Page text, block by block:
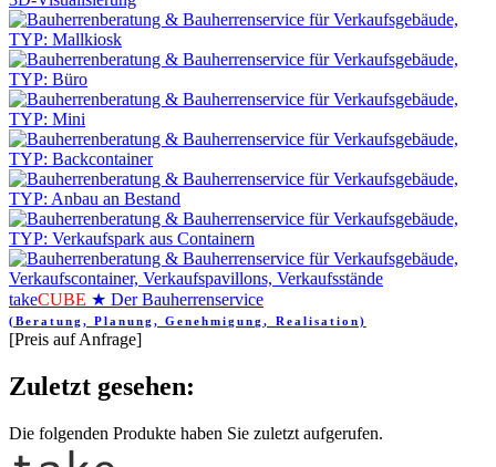
takeCUBE ★ Der Bauherrenservice
(Beratung, Planung, Genehmigung, Realisation)
[Preis auf Anfrage]
Zuletzt gesehen:
Die folgenden Produkte haben Sie zuletzt aufgerufen.